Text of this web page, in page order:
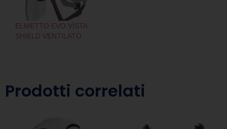
ELMETTO EVO VISTA
SHIELD VENTILATO
Prodotti correlati